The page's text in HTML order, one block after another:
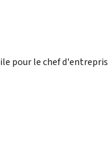
pour le chef